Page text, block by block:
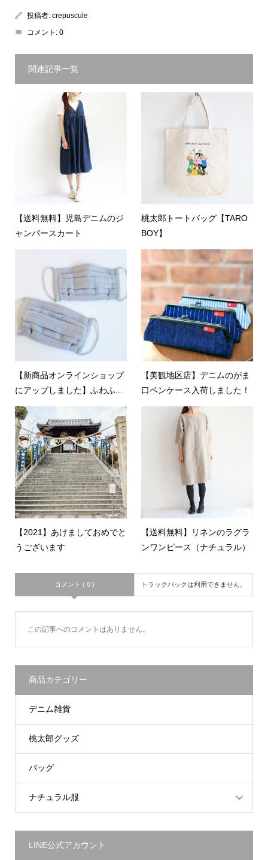
投稿者: crepuscule
コメント: 0
関連記事一覧
【送料無料】児島デニムのジ
ャンパースカート
桃太郎トートバッグ【TARO
BOY】
【新商品オンラインショップ
にアップしました】ふわふ...
【美観地区店】デニムのがま
口ペンケース入荷しました！
【2021】あけましておめでと
うございます
【送料無料】リネンのラグラ
ンワンピース（ナチュラル）
コメント ( 0 ) トラックバックは利用できません。
この記事へのコメントはありません。
商品カテゴリー
デニム雑貨
桃太郎グッズ
バッグ
ナチュラル服
LINE公式アカウント